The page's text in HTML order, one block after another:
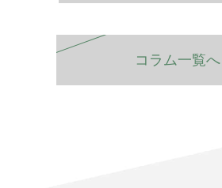
コラム一覧へ